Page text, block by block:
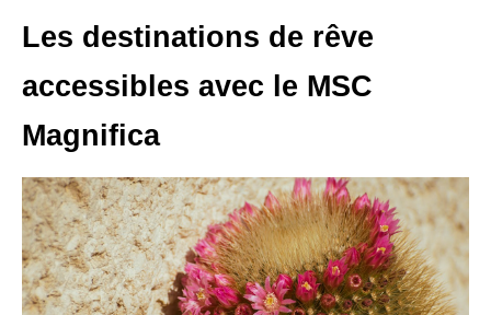
Les destinations de rêve
accessibles avec le MSC
Magnifica